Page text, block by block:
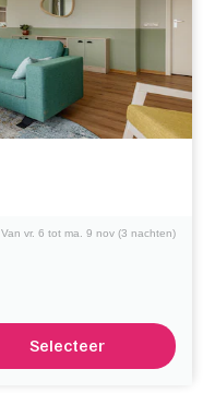
Van vr. 6 tot ma. 9 nov (3 nachten)
Selecteer